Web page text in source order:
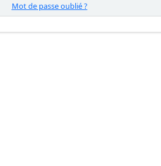
Mot de passe oublié ?